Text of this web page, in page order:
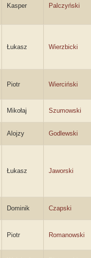
Kasper Palczyński
Łukasz Wierzbicki
Piotr Wierciński
Mikołaj Szumowski
Alojzy Godlewski
Łukasz Jaworski
Dominik Czapski
Piotr Romanowski